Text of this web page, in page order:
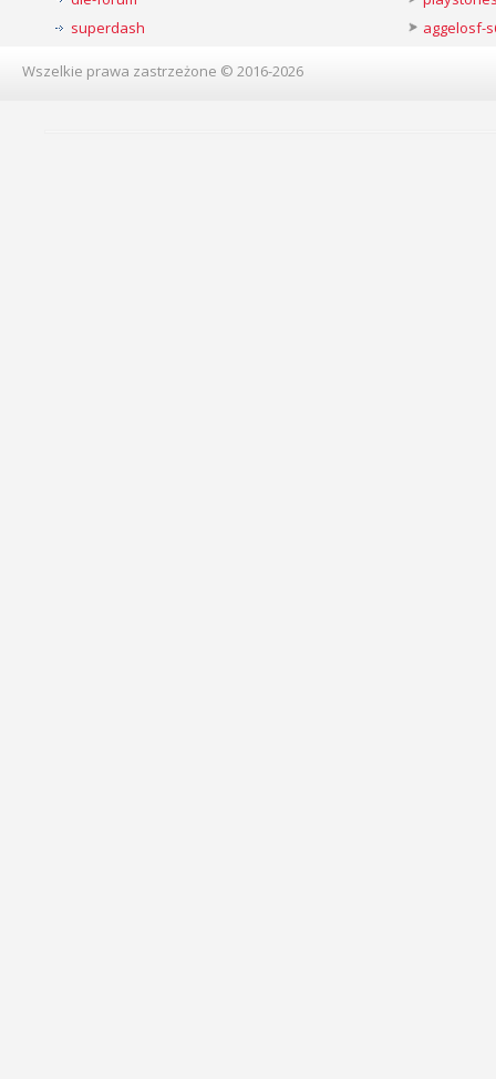
superdash
aggelosf-
Wszelkie prawa zastrzeżone © 2016-2026